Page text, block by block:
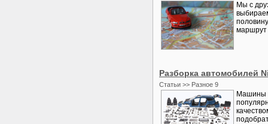
Мы с
маршрут
Разборка автомобилей
Статьи >> Разное 9
Машины